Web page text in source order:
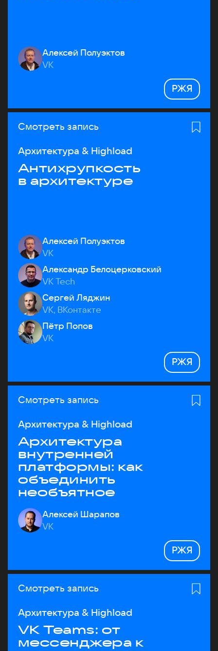
Алексей Полуэктов
VK
РЖЯ
Смотреть запись
Архитектура & Highload
Антихрупкость
в архитектуре
Алексей Полуэктов
VK
Александр Белоцерковский
VK Tech
Сергей Ляджин
VK, ВКонтакте
Пётр Попов
VK
РЖЯ
Смотреть запись
Архитектура & Highload
Архитектура
внутренней
платформы: как
объединить
необъятное
Алексей Шарапов
VK
РЖЯ
Смотреть запись
Архитектура & Highload
VK Teams: от
мессенджера к